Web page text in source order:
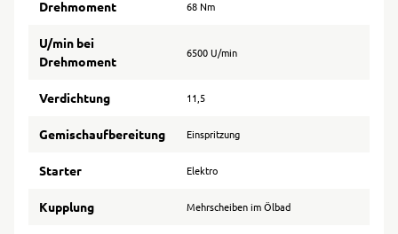
Drehmoment 68 Nm
U/min bei
Drehmoment
6500 U/min
Verdichtung 11,5
Gemischaufbereitung Einspritzung
Starter Elektro
Kupplung Mehrscheiben im Ölbad